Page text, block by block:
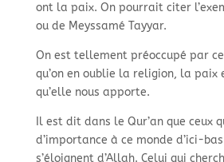
ont la paix. On pourrait citer
ou de Meyssamé Tayyar.
On est tellement préoccupé par
qu’on en oublie la religion, la
qu’elle nous apporte.
Il est dit dans le Qur’an que ceux
d’importance à ce monde d’ici-
s’éloignent d’Allah. Celui qui